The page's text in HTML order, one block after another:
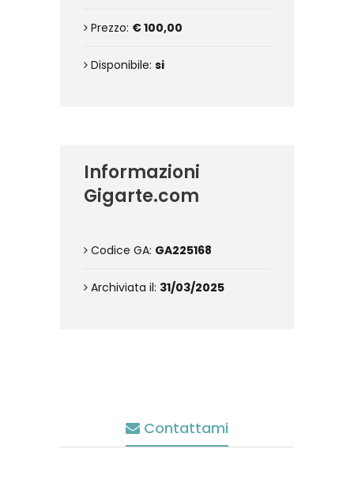
Prezzo: € 100,00
Disponibile: si
Informazioni
Gigarte.com
Codice GA: GA225168
Archiviata il: 31/03/2025
Contattami